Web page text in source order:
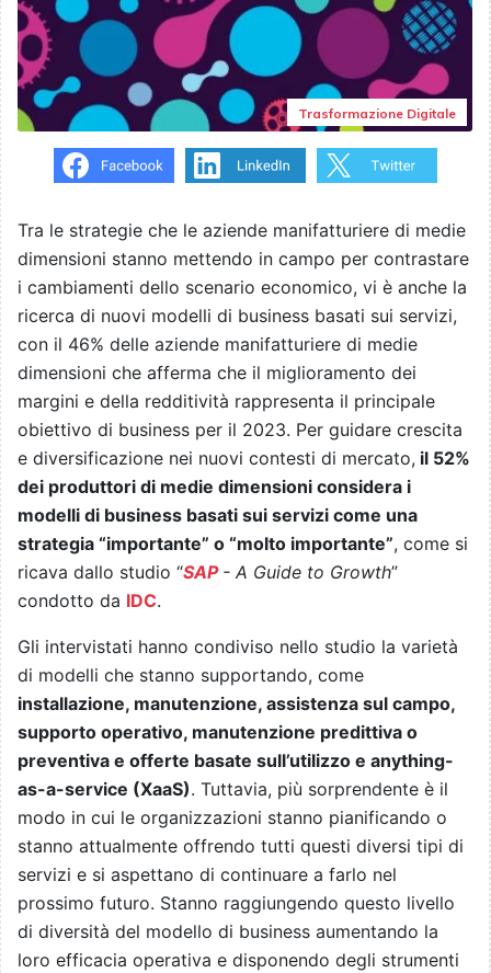
Trasformazione Digitale
Tra le strategie che le aziende manifatturiere di medie
dimensioni stanno mettendo in campo per contrastare
i cambiamenti dello scenario economico, vi è anche la
ricerca di nuovi modelli di business basati sui servizi,
con il 46% delle aziende manifatturiere di medie
dimensioni che afferma che il miglioramento dei
margini e della redditività rappresenta il principale
obiettivo di business per il 2023. Per guidare crescita
e diversificazione nei nuovi contesti di mercato, il 52%
dei produttori di medie dimensioni considera i
modelli di business basati sui servizi come una
strategia “importante” o “molto importante”, come si
ricava dallo studio “SAP - A Guide to Growth”
condotto da IDC.
Gli intervistati hanno condiviso nello studio la varietà
di modelli che stanno supportando, come
installazione, manutenzione, assistenza sul campo,
supporto operativo, manutenzione predittiva o
preventiva e offerte basate sull’utilizzo e anything-
as-a-service (XaaS). Tuttavia, più sorprendente è il
modo in cui le organizzazioni stanno pianificando o
stanno attualmente offrendo tutti questi diversi tipi di
servizi e si aspettano di continuare a farlo nel
prossimo futuro. Stanno raggiungendo questo livello
di diversità del modello di business aumentando la
loro efficacia operativa e disponendo degli strumenti